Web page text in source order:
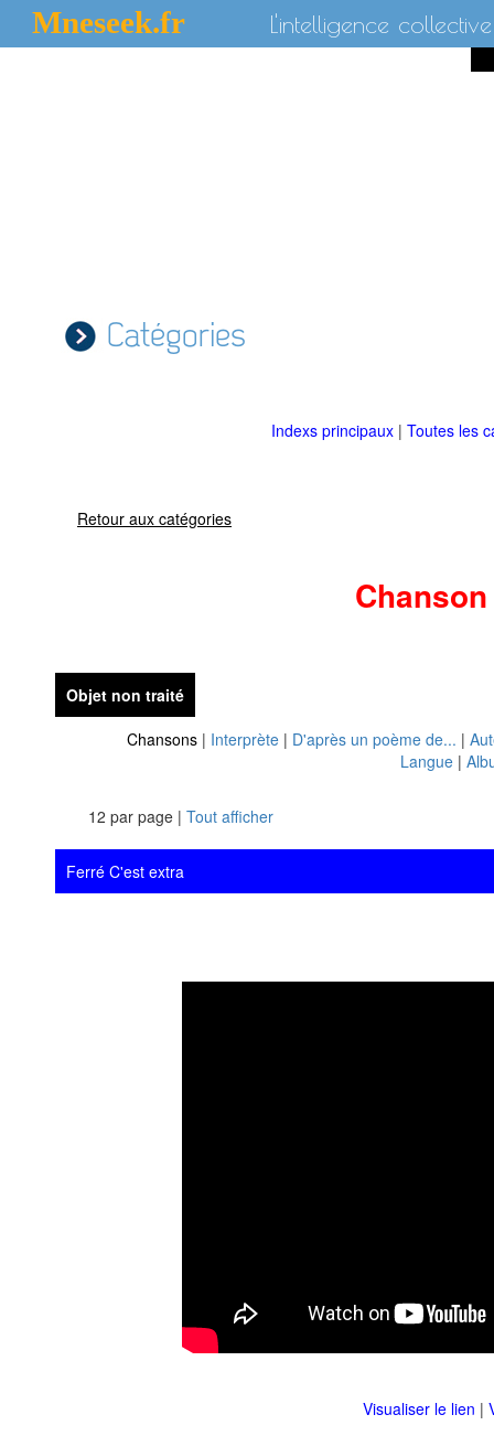
Mneseek.fr L'intelligence collective
Catégories
Indexs principaux | Toutes les
Retour aux catégories
Chanson
Objet non traité
Chansons | Interprète | D'après un poème de... |
Langue |
12 par page | Tout afficher
Ferré C'est extra
Visualiser le lien |